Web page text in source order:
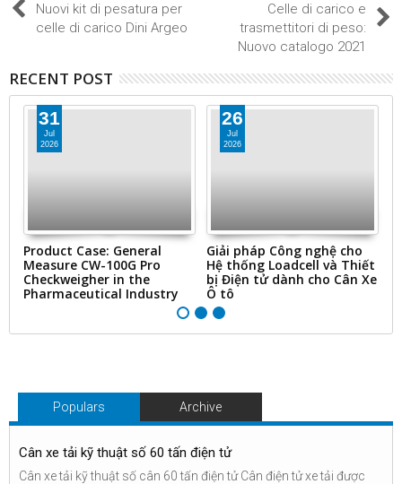
Nuovi kit di pesatura per
celle di carico Dini Argeo
Celle di carico e
trasmettitori di peso:
Nuovo catalogo 2021
RECENT POST
31
Jul
2026
Product Case: General
Measure CW-100G Pro
Checkweigher in the
Pharmaceutical Industry
26
Jul
2026
Giải pháp Công nghệ cho
Hệ thống Loadcell và Thiết
bị Điện tử dành cho Cân Xe
Ô tô
Populars Archive
Cân xe tải kỹ thuật số 60 tấn điện tử
Cân xe tải kỹ thuật số cân 60 tấn điện tử Cân điện tử xe tải được